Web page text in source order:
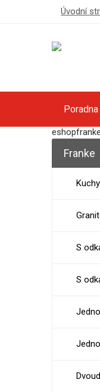
Úvodní
Poradna
Franke
S
S